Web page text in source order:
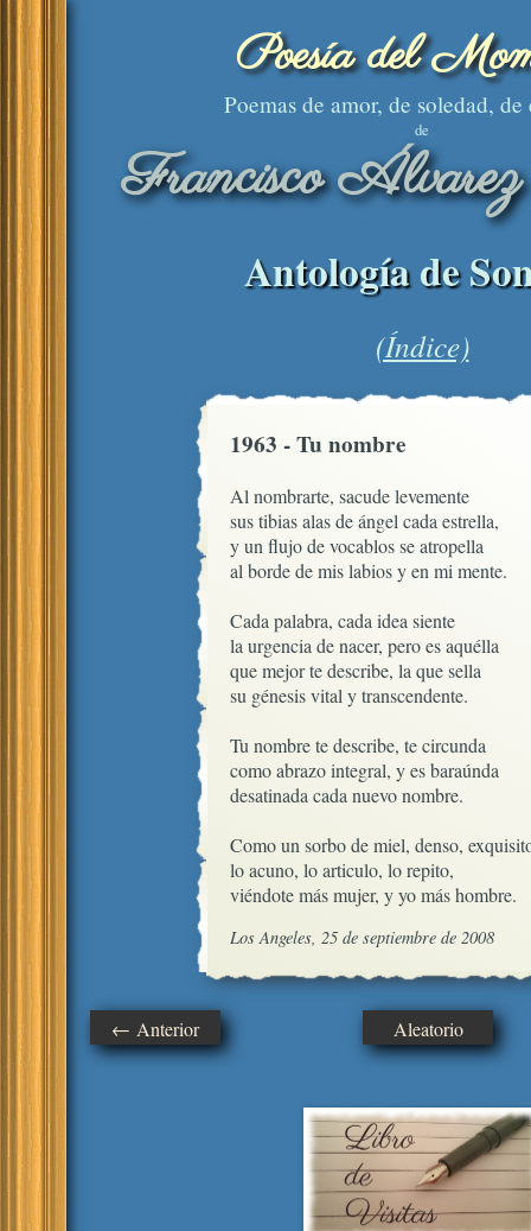
Poesía del
Poemas de amor, de soledad, de
de
Francisco
Antología de
(Índice)
1963 - Tu nombre
Al nombrarte, sacude levemente
sus tibias alas de ángel cada estrella,
y un flujo de vocablos se atropella
al borde de mis labios y en mi mente.
Cada palabra, cada idea siente
la urgencia de nacer, pero es aquélla
que mejor te describe, la que sella
su génesis vital y transcendente.
Tu nombre te describe, te circunda
como abrazo integral, y es baraúnda
desatinada cada nuevo nombre.
Como un sorbo de miel, denso,
lo acuno, lo articulo, lo repito,
viéndote más mujer, y yo más hombre.
Los Angeles, 25 de septiembre de 2008
← Anterior Aleatorio